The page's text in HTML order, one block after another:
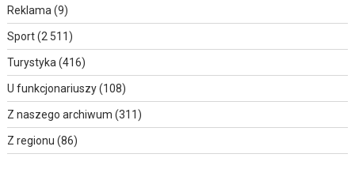
Reklama (9)
Sport(2 511)
Turystyka (416)
U funkcjonariuszy(108)
Z naszego archiwum (311)
Z regionu (86)